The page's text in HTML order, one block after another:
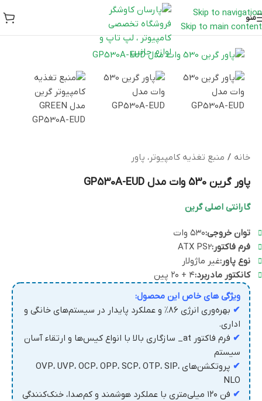
Skip to navigation
Skip to main content
منو
خانه / منبع تغذیه کامپیوتر، پاور
پاور گرین 530 وات مدل GP530A-EUD
گارانتی اصلی گرین
توان خروجی:۵۳۰ وات
فرم فاکتور:ATX PS2
نوع پاور:غیر ماژولار
کانکتور مادربرد:۴ + ۲۰ پین
ویژگی های خاص این محصول:
✔
بهره‌وری انرژی ۸۶٪ و عملکرد پایدار در سیستم‌های خانگی و
اداری.
✔
فرم فاکتور at_ سازگاری بالا با انواع کیس‌ها و ارتقاء آسان
سیستم
✔
پروتکشن‌های OVP، UVP، OCP، OPP، SCP، OTP، SIP،
NLO
✔
فن ۱۲۰ میلی‌متری با عملکرد هوشمند و کم‌صدا، خنک‌کنندگی